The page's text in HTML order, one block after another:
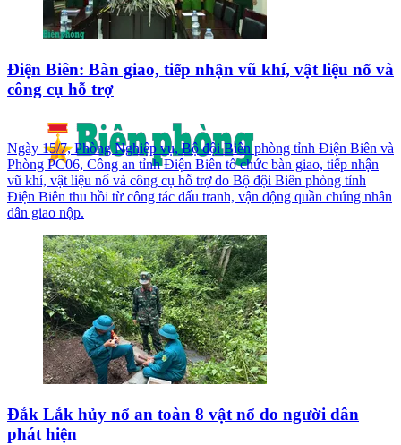
Điện Biên: Bàn giao, tiếp nhận vũ khí, vật liệu nổ và
công cụ hỗ trợ
Ngày 15/7, Phòng Nghiệp vụ, Bộ đội Biên phòng tỉnh Điện Biên và
Phòng PC06, Công an tỉnh Điện Biên tổ chức bàn giao, tiếp nhận
vũ khí, vật liệu nổ và công cụ hỗ trợ do Bộ đội Biên phòng tỉnh
Điện Biên thu hồi từ công tác đấu tranh, vận động quần chúng nhân
dân giao nộp.
Đắk Lắk hủy nổ an toàn 8 vật nổ do người dân
phát hiện